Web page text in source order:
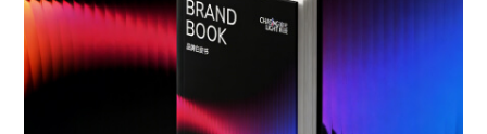
客户案例
追光故事